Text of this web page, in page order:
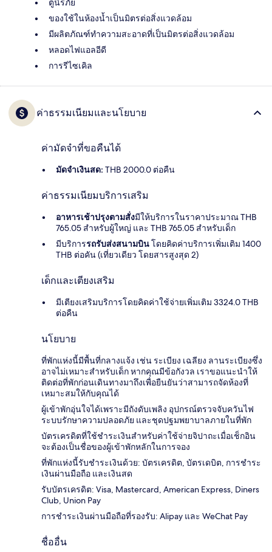
ตู้นิรภัย
ของใช้ในห้องน้ำเป็นมิตรต่อสิ่งแวดล้อม
มีผลิตภัณฑ์ทำความสะอาดที่เป็นมิตรต่อสิ่งแวดล้อม
หลอดไฟแอลอีดี
การรีไซเคิล
ค่าธรรมเนียมและนโยบาย
ค่ามัดจำที่ขอคืนได้
มัดจำเงินสด: THB 2000.0 ต่อคืน
ค่าธรรมเนียมบริการเสริม
อาหารเช้าปรุงตามสั่งมีให้บริการในราคาประมาณ THB
765.05 สำหรับผู้ใหญ่ และ THB 765.05 สำหรับเด็ก
มีบริการรถรับส่งสนามบินโดยคิดค่าบริการเพิ่มเติม 1400
THB ต่อคัน (เที่ยวเดียว โดยสารสูงสุด 2)
เด็กและเตียงเสริม
มีเตียงเสริมบริการโดยคิดค่าใช้จ่ายเพิ่มเติม 3324.0 THB
ต่อคืน
นโยบาย
ที่พักแห่งนี้มีพื้นที่กลางแจ้ง เช่น ระเบียง เฉลียง ลานระเบียงซึ่ง
อาจไม่เหมาะสำหรับเด็ก หากคุณมีข้อกังวล เราขอแนะนำให้
ติดต่อที่พักก่อนเดินทางมาถึงเพื่อยืนยันว่าสามารถจัดห้องที่
เหมาะสมให้กับคุณได้
ผู้เข้าพักอุ่นใจได้เพราะมีถังดับเพลิง อุปกรณ์ตรวจจับควันไฟ
ระบบรักษาความปลอดภัย และชุดปฐมพยาบาลภายในที่พัก
บัตรเครดิตที่ใช้ชำระเงินสำหรับค่าใช้จ่ายจิปาถะเมื่อเช็กอิน
จะต้องเป็นชื่อของผู้เข้าพักหลักในการจอง
ที่พักแห่งนี้รับชำระเงินด้วย: บัตรเครดิต, บัตรเดบิต, การชำระ
เงินผ่านมือถือ และเงินสด
รับบัตรเครดิต: Visa, Mastercard, American Express, Diners
Club, Union Pay
การชำระเงินผ่านมือถือที่รองรับ: Alipay และ WeChat Pay
ชื่ออื่น